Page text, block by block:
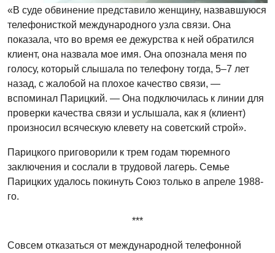
«В суде обвинение представило женщину, назвавшуюся
телефонисткой международного узла связи. Она
показала, что во время ее дежурства к ней обратился
клиент, она назвала мое имя. Она опознала меня по
голосу, который слышала по телефону тогда, 5–7 лет
назад, с жалобой на плохое качество связи, —
вспоминал Парицкий. — Она подключилась к линии для
проверки качества связи и услышала, как я (клиент)
произносил всяческую клевету на советский строй».
Парицкого приговорили к трем годам тюремного
заключения и сослали в трудовой лагерь. Семье
Парицких удалось покинуть Союз только в апреле 1988-
го.
***
Совсем отказаться от международной телефонной